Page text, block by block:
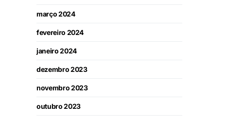
março 2024
fevereiro 2024
janeiro 2024
dezembro 2023
novembro 2023
outubro 2023